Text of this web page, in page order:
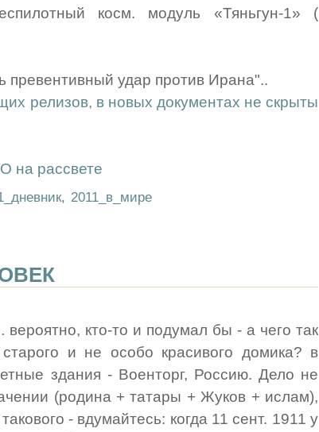
косм. модуль «Тяньгун-1» (
превентивный удар против Ирана"..
релизов, в новых документах не скрыты
на рассвете
, 2011_в_мире
кто-то и подумал бы - а чего так
и не особо красивого домика? в
здания - Военторг, Россию. Дело не
(родина + татары + Жуков + ислам),
- вдумайтесь: когда 11 сент. 1911 у